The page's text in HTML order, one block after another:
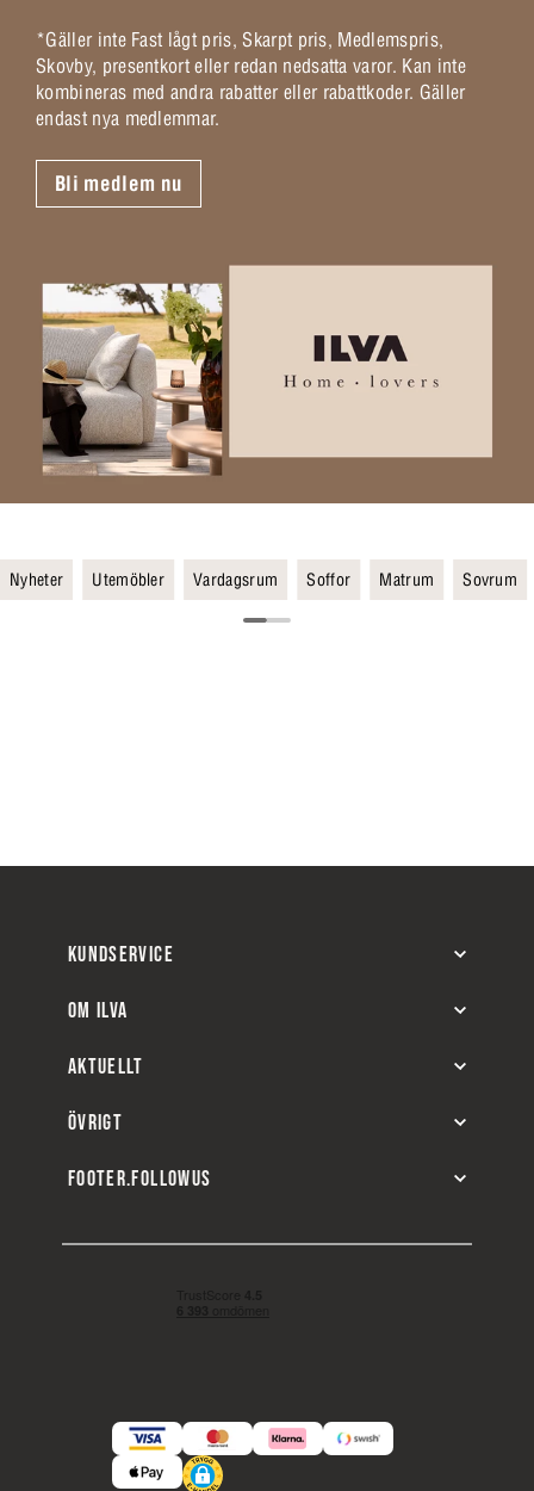
*Gäller inte Fast lågt pris, Skarpt pris, Medlemspris,
Skovby, presentkort eller redan nedsatta varor. Kan inte
kombineras med andra rabatter eller rabattkoder. Gäller
endast nya medlemmar.
Bli medlem nu
Nyheter Utemöbler Vardagsrum Soffor Matrum Sovrum
KUNDSERVICE
OM ILVA
AKTUELLT
ÖVRIGT
FOOTER.FOLLOWUS